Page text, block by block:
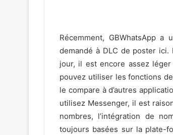
Récemment, GBWhatsApp
demandé à DLC de poster
jour, il est encore assez
pouvez utiliser les fonctions
le compare à d’autres
utilisez Messenger, il est
nombres, l’intégration de
toujours basées sur la plate-